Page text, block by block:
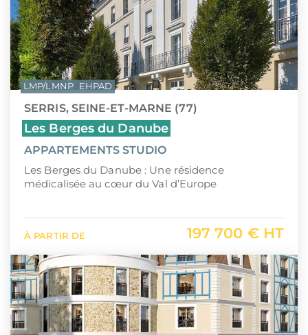
SERRIS, SEINE-ET-MARNE (77)
Les Berges du Danube
APPARTEMENTS STUDIO
Les Berges du Danube : Une résidence
médicalisée au cœur du Val d’Europe
À PARTIR DE 197 700 € HT
LMP/LMNP EHPAD